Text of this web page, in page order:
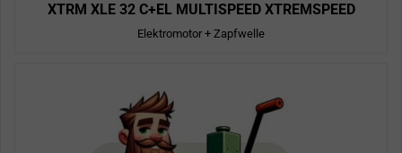
XTRM XLE 32 C+EL MULTISPEED XTREMSPEED
Elektromotor + Zapfwelle